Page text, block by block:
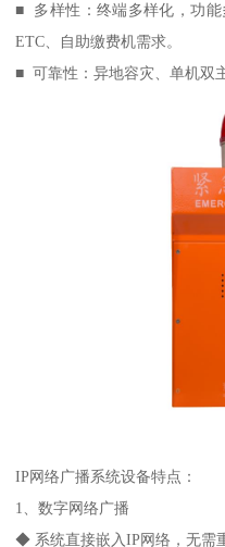
■ 多样性：终端多样化，功能
ETC、自助缴费机需求。
■ 可靠性：异地容灾、单机双
IP网络广播系统设备特点：
1、数字网络广播
◆ 系统直接嵌入IP网络，无需